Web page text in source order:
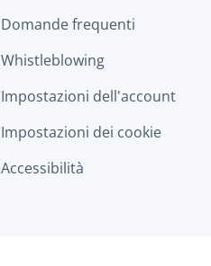
Domande frequenti
Whistleblowing
Impostazioni dell'account
Impostazioni dei cookie
Accessibilità